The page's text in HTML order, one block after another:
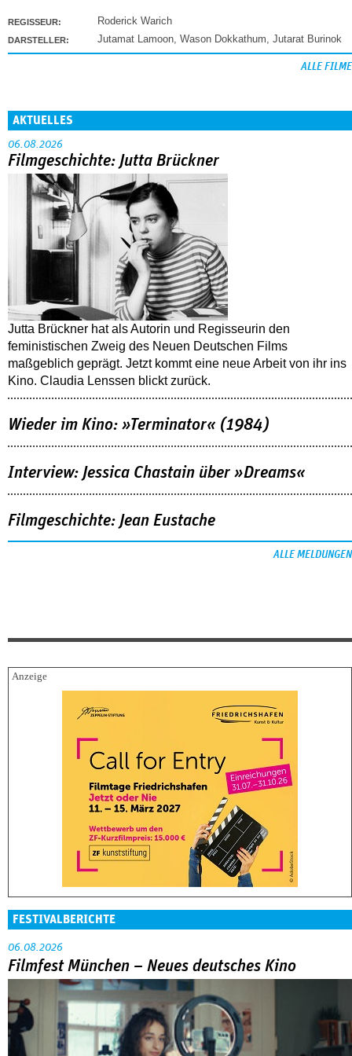
REGISSEUR: Roderick Warich
DARSTELLER: Jutamat Lamoon, Wason Dokkathum, Jutarat Burinok
ALLE FILME
AKTUELLES
06.08.2026
Filmgeschichte: Jutta Brückner
Jutta Brückner hat als Autorin und Regisseurin den
feministischen Zweig des Neuen Deutschen Films
maßgeblich geprägt. Jetzt kommt eine neue Arbeit von ihr ins
Kino. Claudia Lenssen blickt zurück.
Wieder im Kino: »Terminator« (1984)
Interview: Jessica Chastain über »Dreams«
Filmgeschichte: Jean Eustache
ALLE MELDUNGEN
FESTIVALBERICHTE
06.08.2026
Filmfest München – Neues deutsches Kino